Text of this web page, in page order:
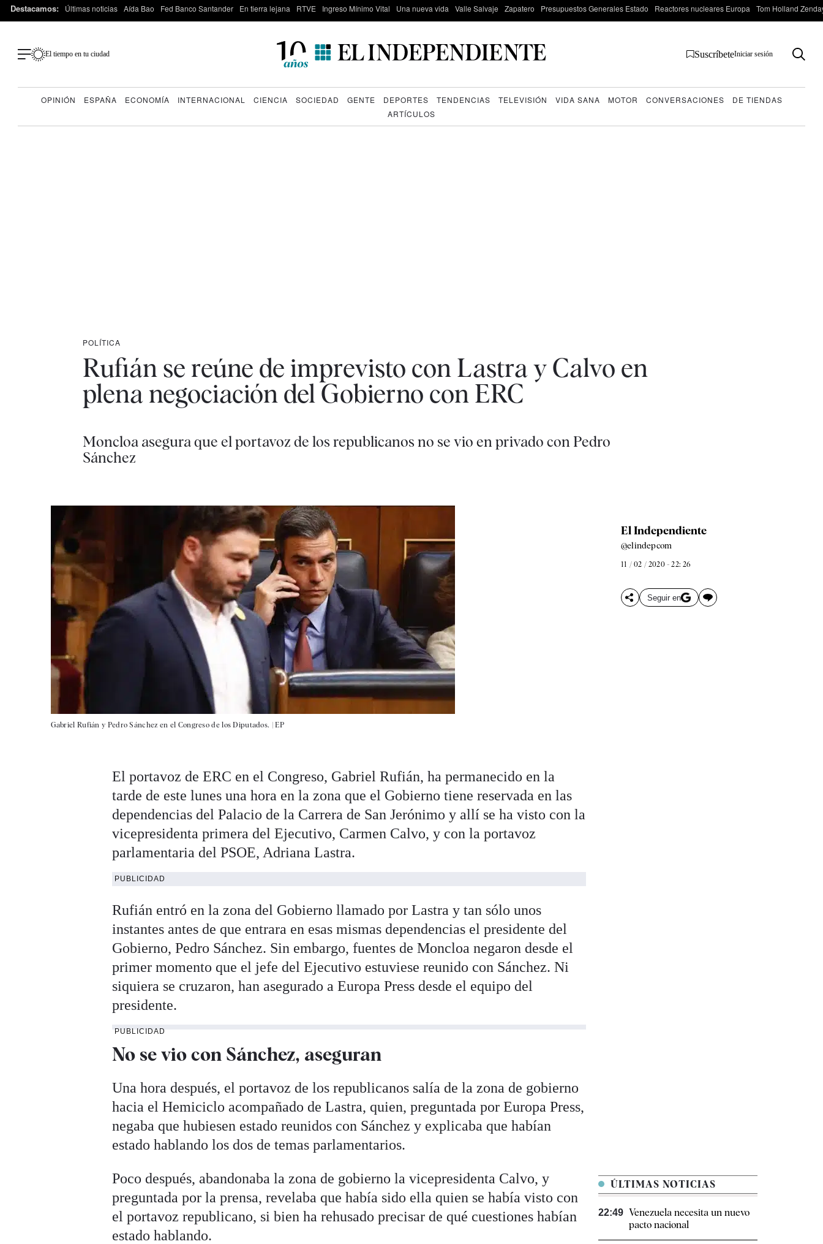
Destacamos: Últimas noticias Aída Bao Fed Banco Santander En tierra lejana RTVE Ingreso Mínimo Vital Una nueva vida Valle Salvaje Zapatero Presupuestos Generales Estado Reactores nucleares Europa Tom Holland
El tiempo en tu ciudad SuscríbeteIniciar sesión
OPINIÓN ESPAÑA ECONOMÍA INTERNACIONAL CIENCIA SOCIEDAD GENTE DEPORTES TENDENCIAS TELEVISIÓN VIDA SANA MOTOR CONVERSACIONES
DE TIENDAS
ARTÍCULOS
POLÍTICA
Rufián se reúne de imprevisto con Lastra y Calvo en
plena negociación del Gobierno con ERC
Moncloa asegura que el portavoz de los republicanos no se vio en privado con Pedro
Sánchez
Gabriel Rufián y Pedro Sánchez en el Congreso de los Diputados. |EP
El Independiente
@elindepcom
11 / 02 / 2020 - 22: 26
Seguir en
El portavoz de ERC en el Congreso, Gabriel Rufián, ha permanecido en la
tarde de este lunes una hora en la zona que el Gobierno tiene reservada en las
dependencias del Palacio de la Carrera de San Jerónimo y allí se ha visto con la
vicepresidenta primera del Ejecutivo, Carmen Calvo, y con la portavoz
parlamentaria del PSOE, Adriana Lastra.
PUBLICIDAD
Rufián entró en la zona del Gobierno llamado por Lastra y tan sólo unos
instantes antes de que entrara en esas mismas dependencias el presidente del
Gobierno, Pedro Sánchez. Sin embargo, fuentes de Moncloa negaron desde el
primer momento que el jefe del Ejecutivo estuviese reunido con Sánchez. Ni
siquiera se cruzaron, han asegurado a Europa Press desde el equipo del
presidente.
PUBLICIDAD
No se vio con Sánchez, aseguran
Una hora después, el portavoz de los republicanos salía de la zona de gobierno
hacia el Hemiciclo acompañado de Lastra, quien, preguntada por Europa Press,
negaba que hubiesen estado reunidos con Sánchez y explicaba que habían
estado hablando los dos de temas parlamentarios.
Poco después, abandonaba la zona de gobierno la vicepresidenta Calvo, y
preguntada por la prensa, revelaba que había sido ella quien se había visto con
el portavoz republicano, si bien ha rehusado precisar de qué cuestiones habían
estado hablando.
ÚLTIMAS NOTICIAS
22:49 Venezuela necesita un nuevo
pacto nacional